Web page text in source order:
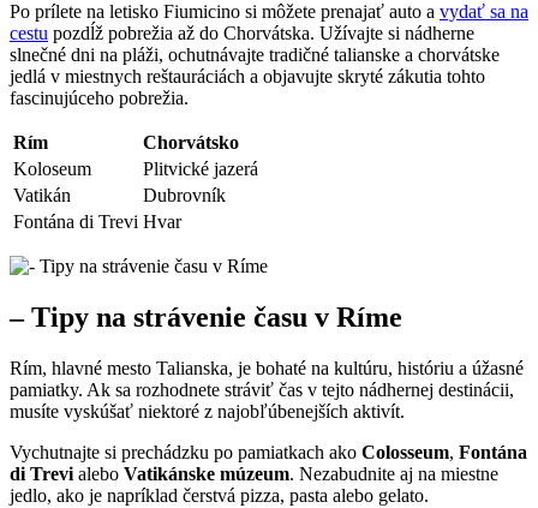
Po prílete na letisko Fiumicino si môžete prenajať auto a vydať sa na
cestu pozdĺž pobrežia až do Chorvátska. Užívajte si nádherne
slnečné dni na pláži, ochutnávajte tradičné talianske a chorvátske
jedlá v miestnych reštauráciách a objavujte skryté zákutia tohto
fascinujúceho pobrežia.
Rím
Chorvátsko
Koloseum
Plitvické jazerá
Vatikán
Dubrovník
Fontána di Trevi Hvar
– Tipy na strávenie času v Ríme
Rím, hlavné mesto Talianska, je bohaté na kultúru, históriu a úžasné
pamiatky. Ak sa rozhodnete stráviť čas v tejto nádhernej destinácii,
musíte vyskúšať niektoré z najobľúbenejších aktivít.
Vychutnajte si prechádzku po pamiatkach ako Colosseum, Fontána
di Trevi alebo Vatikánske múzeum. Nezabudnite aj na miestne
jedlo, ako je napríklad čerstvá pizza, pasta alebo gelato.